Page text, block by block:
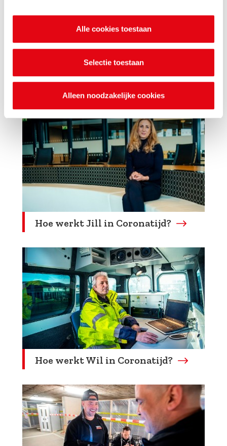
Alle cookies toestaan
Selectie toestaan
Alleen noodzakelijke cookies
Hoe werkt Jim in Coronatijd?
Hoe werkt Jill in Coronatijd?
Hoe werkt Wil in Coronatijd?